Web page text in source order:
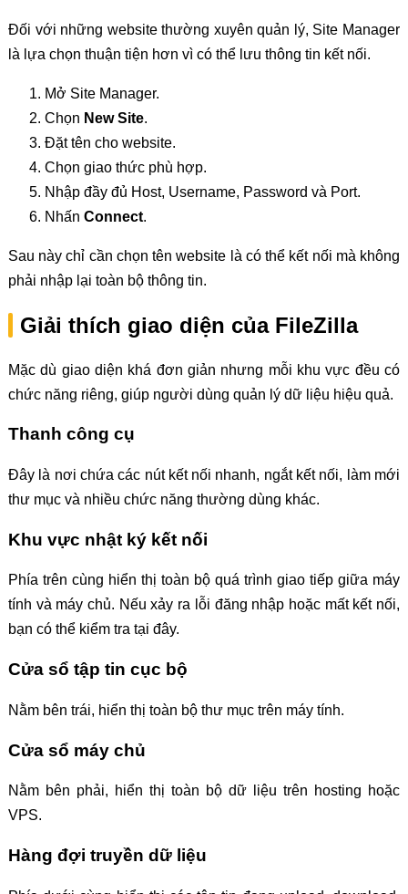
Đối với những website thường xuyên quản lý, Site Manager
là lựa chọn thuận tiện hơn vì có thể lưu thông tin kết nối.
Mở Site Manager.
Chọn New Site.
Đặt tên cho website.
Chọn giao thức phù hợp.
Nhập đầy đủ Host, Username, Password và Port.
Nhấn Connect.
Sau này chỉ cần chọn tên website là có thể kết nối mà không
phải nhập lại toàn bộ thông tin.
Giải thích giao diện của FileZilla
Mặc dù giao diện khá đơn giản nhưng mỗi khu vực đều có
chức năng riêng, giúp người dùng quản lý dữ liệu hiệu quả.
Thanh công cụ
Đây là nơi chứa các nút kết nối nhanh, ngắt kết nối, làm mới
thư mục và nhiều chức năng thường dùng khác.
Khu vực nhật ký kết nối
Phía trên cùng hiển thị toàn bộ quá trình giao tiếp giữa máy
tính và máy chủ. Nếu xảy ra lỗi đăng nhập hoặc mất kết nối,
bạn có thể kiểm tra tại đây.
Cửa sổ tập tin cục bộ
Nằm bên trái, hiển thị toàn bộ thư mục trên máy tính.
Cửa sổ máy chủ
Nằm bên phải, hiển thị toàn bộ dữ liệu trên hosting hoặc
VPS.
Hàng đợi truyền dữ liệu